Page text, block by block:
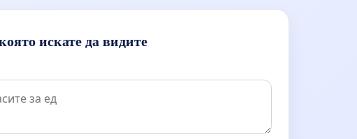
искате да видите